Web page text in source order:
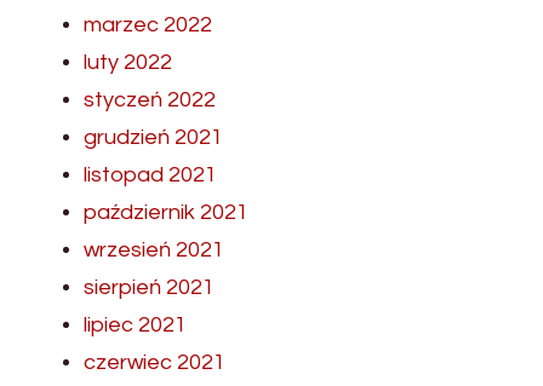
marzec 2022
luty 2022
styczeń 2022
grudzień 2021
listopad 2021
październik 2021
wrzesień 2021
sierpień 2021
lipiec 2021
czerwiec 2021